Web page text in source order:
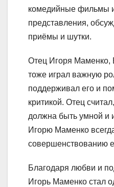
комедийные фильмы
представления,
приёмы и шутки.
Отец Игоря Маменко,
тоже играл важную
поддерживал его и
критикой. Отец
должна быть умной и
Игорю Маменко
совершенствованию
Благодаря любви и
Игорь Маменко стал